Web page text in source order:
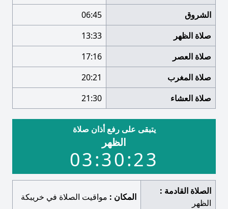
الشروق
06:45
صلاة الظهر
13:33
صلاة العصر
17:16
صلاة المغرب
20:21
صلاة العشاء
21:30
يتبقى على رفع أذان صلاة
الظهر
03:30:22
الصلاة القادمة :
الظهر
المكان : مواقيت الصلاة في خريبكة